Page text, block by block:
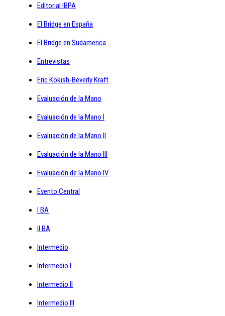
Editorial IBPA
El Bridge en España
El Bridge en Sudamerica
Entrevistas
Eric Kokish-Beverly Kraft
Evaluación de la Mano
Evaluación de la Mano I
Evaluación de la Mano II
Evaluación de la Mano III
Evaluación de la Mano IV
Evento Central
I BA
II BA
Intermedio
Intermedio I
Intermedio II
Intermedio III